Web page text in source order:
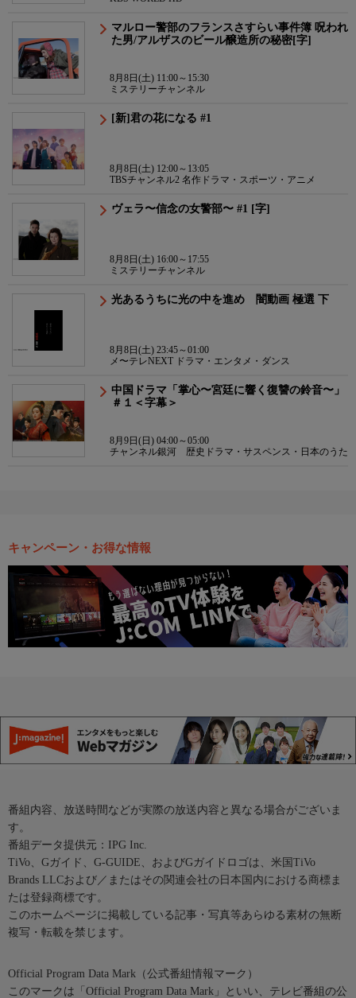
マルロー警部のフランスさすらい事件簿 呪われ
た男/アルザスのビール醸造所の秘密[字]
8月8日(土) 11:00～15:30
ミステリーチャンネル
[新]君の花になる #1
8月8日(土) 12:00～13:05
TBSチャンネル2 名作ドラマ・スポーツ・アニメ
ヴェラ〜信念の女警部〜 #1 [字]
8月8日(土) 16:00～17:55
ミステリーチャンネル
光あるうちに光の中を進め 闇動画 極選 下
8月8日(土) 23:45～01:00
メ〜テレNEXT ドラマ・エンタメ・ダンス
中国ドラマ「掌心〜宮廷に響く復讐の鈴音〜」
＃１＜字幕＞
8月9日(日) 04:00～05:00
チャンネル銀河 歴史ドラマ・サスペンス・日本のうた
キャンペーン・お得な情報
番組内容、放送時間などが実際の放送内容と異なる場合がございま
す。
番組データ提供元：IPG Inc.
TiVo、Gガイド、G-GUIDE、およびGガイドロゴは、米国TiVo
Brands LLCおよび／またはその関連会社の日本国内における商標ま
たは登録商標です。
このホームページに掲載している記事・写真等あらゆる素材の無断
複写・転載を禁じます。
Official Program Data Mark（公式番組情報マーク）
このマークは「Official Program Data Mark」といい、テレビ番組の公